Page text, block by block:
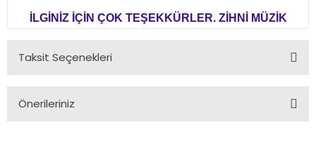
İLGİNİZ İÇİN ÇOK TEŞEKKÜRLER. ZİHNİ MÜZİK
Taksit Seçenekleri
Önerileriniz